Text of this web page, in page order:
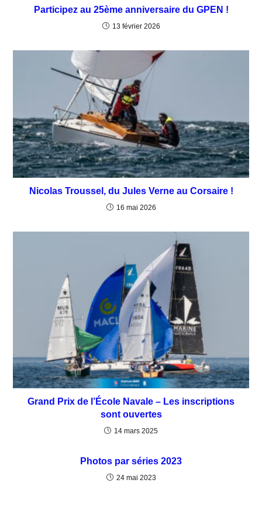
Participez au 25ème anniversaire du GPEN !
13 février 2026
Nicolas Troussel, du Jules Verne au Corsaire !
16 mai 2026
Grand Prix de l’École Navale – Les inscriptions
sont ouvertes
14 mars 2025
Photos par séries 2023
24 mai 2023